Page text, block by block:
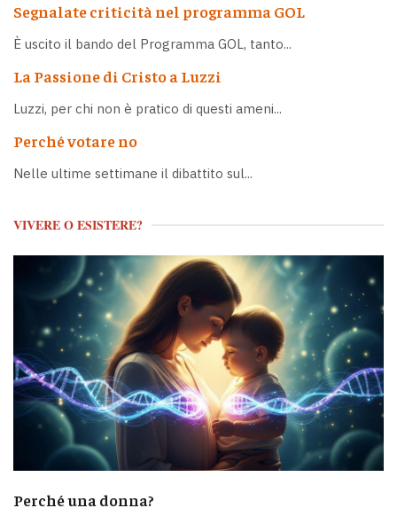
Segnalate criticità nel programma GOL
È uscito il bando del Programma GOL, tanto...
La Passione di Cristo a Luzzi
Luzzi, per chi non è pratico di questi ameni...
Perché votare no
Nelle ultime settimane il dibattito sul...
VIVERE O ESISTERE?
Perché una donna?